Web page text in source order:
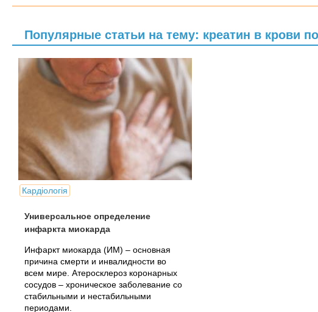
Популярные статьи на тему: креатин в крови
Кардіологія
Универсальное определение
инфаркта миокарда
Инфаркт миокарда (ИМ) – основная
причина смерти и инвалидности во
всем мире. Атеросклероз коронарных
сосудов – хроническое заболевание со
стабильными и нестабильными
периодами.